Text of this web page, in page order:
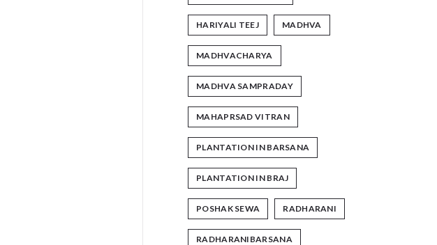
HARIYALI TEEJ MADHVA
MADHVACHARYA
MADHVA SAMPRADAY
MAHAPRSAD VITRAN
PLANTATION IN BARSANA
PLANTATION IN BRAJ
POSHAK SEWA RADHARANI
RADHARANIBARSANA